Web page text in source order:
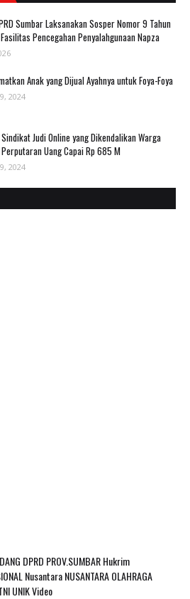
Sumbar Laksanakan Sosper Nomor 9 Tahun
Pencegahan Penyalahgunaan Napza
Anak yang Dijual Ayahnya untuk Foya-Foya
2024
Judi Online yang Dikendalikan Warga
Uang Capai Rp 685 M
2024
DPRD PROV.SUMBARHukrim
NusantaraNUSANTARAOLAHRAGA
UNIKVideo